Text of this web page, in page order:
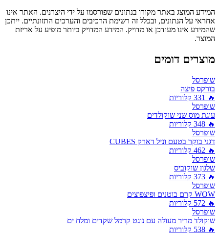
המידע המוצג באתר מקורו בנתונים שפורסמו על ידי היצרנים. האתר אינו
אחראי על הנתונים, ובכלל זה רשימת הרכיבים והערכים התזונתיים. ייתכן
שהמידע אינו מעודכן או מדויק. המידע המדויק ביותר מופיע על אריזת
המוצר.
מוצרים דומים
שופרסל
בורקס פיצה
🔥
331 קלוריות
שופרסל
עוגת מוס שני שוקולדים
🔥
348 קלוריות
שופרסל
דגני בוקר בטעם וניל דארק CUBES
🔥
462 קלוריות
שופרסל
שלגון שוקוביס
🔥
373 קלוריות
שופרסל
WOW קרם בוטנים ופיצפוצים
🔥
572 קלוריות
שופרסל
שוקולד מריר מעולה עם נוגט קרמל שקדים ומלח ים
🔥
538 קלוריות